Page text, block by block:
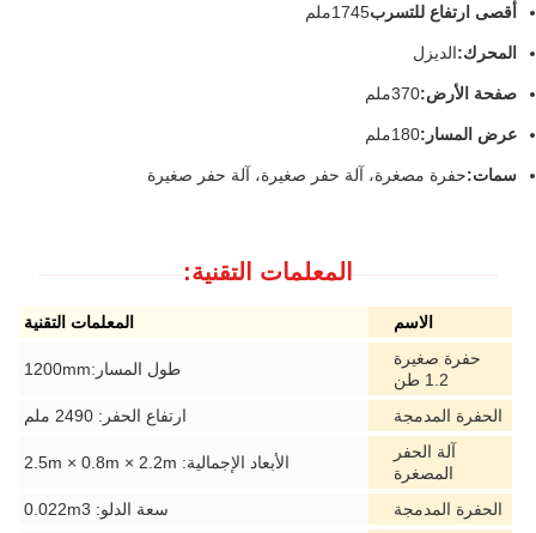
أقصى ارتفاع للتسرب1745ملم
المحرك:الديزل
صفحة الأرض:370ملم
عرض المسار: 180ملم
سمات:حفرة مصغرة، آلة حفر صغيرة، آلة حفر صغيرة
المعلمات التقنية:
الاسم
المعلمات التقنية
حفرة صغيرة
1.2 طن
طول المسار:1200mm
الحفرة المدمجة
ارتفاع الحفر: 2490 ملم
آلة الحفر
المصغرة
الأبعاد الإجمالية: 2.5m × 0.8m × 2.2m
الحفرة المدمجة
سعة الدلو: 0.022m3